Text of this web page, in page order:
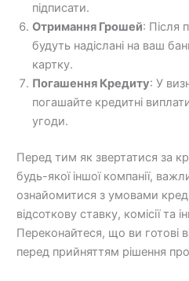
підписати.
Отримання Грошей: Після
будуть надіслані на ваш
картку.
Погашення Кредиту: У
погашайте кредитні
угоди.
Перед тим як звертатися за
будь-якої іншої компанії,
ознайомитися з умовами
відсоткову ставку, комісії та
Переконайтеся, що ви готові
перед прийняттям рішення